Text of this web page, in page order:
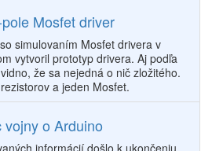
Mosfet driver
simulovaním Mosfet drivera v
vytvoril prototyp drivera. Aj podľa
že sa nejedná o nič zložitého.
a jeden Mosfet.
vojny o Arduino
informácií došlo k ukončeniu